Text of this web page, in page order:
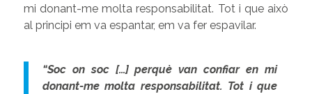
mi donant-me molta responsabilitat. Tot i que això
al principi em va espantar, em va fer espavilar.
“Soc on soc […] perquè van confiar en mi
donant-me molta responsabilitat. Tot i que